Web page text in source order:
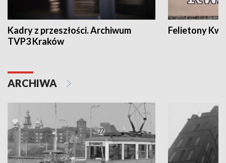
Kadry z przeszłości. Archiwum
TVP3 Kraków
Felietony
ARCHIWA